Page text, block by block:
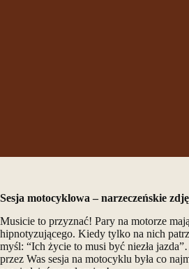
Sesja motocyklowa– narzeczeńskie
Musicie to przyznać! Pary na motorze
hipnotyzującego. Kiedy tylko na nich
myśl: “Ich życie to musi być niezła
przez Was sesja na motocyklu była co